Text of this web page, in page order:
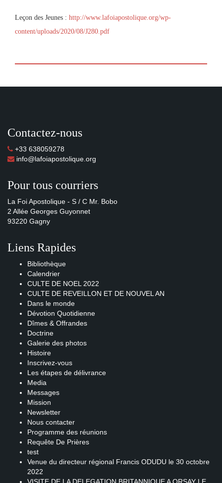
Leçon des Jeunes : http://www.lafoiapostolique.org/wp-
content/uploads/2020/08/J280.pdf
Contactez-nous
+33 638059278
info@lafoiapostolique.org
Pour tous courriers
La Foi Apostolique - S / C Mr. Bobo
2 Allée Georges Guyonnet
93220 Gagny
Liens Rapides
Bibliothèque
Calendrier
CULTE DE NOEL 2022
CULTE DE REVEILLON ET DE NOUVEL AN
Dans le monde
Dévotion Quotidienne
Dîmes & Offrandes
Doctrine
Galerie des photos
Histoire
Inscrivez-vous
Les étapes de délivrance
Media
Messages
Mission
Newsletter
Nous contacter
Programme des réunions
Requête De Prières
test
Venue du directeur régional Francis ODUDU le 30 octobre
2022